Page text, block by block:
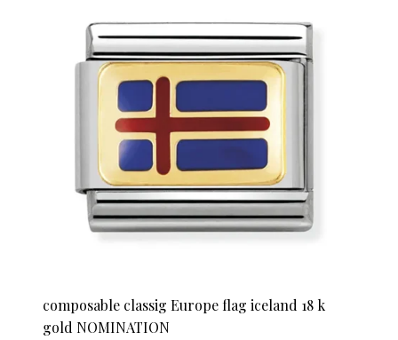
composable classig Europe flag iceland 18 k
gold NOMINATION